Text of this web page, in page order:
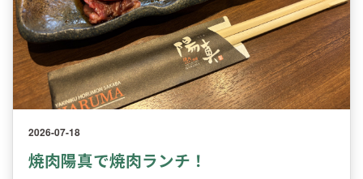
2026-07-18
焼肉陽真で焼肉ランチ！